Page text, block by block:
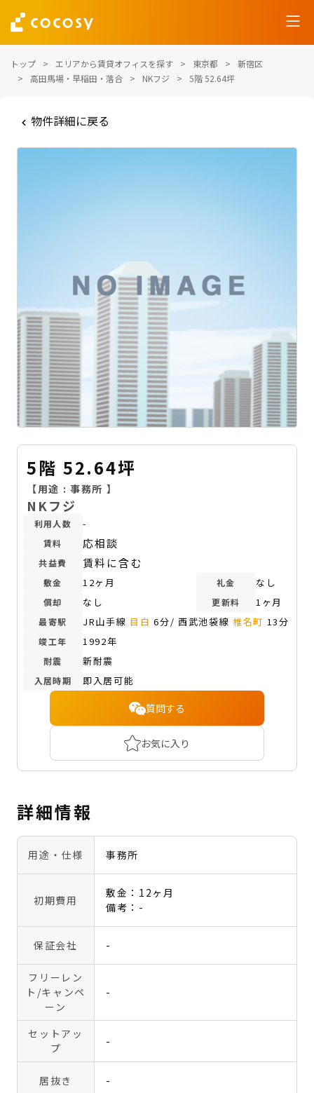
トップ エリアから賃貸オフィスを探す 東京都
新宿区
高田馬場・早稲田・落合
NKフジ 5階 52.64坪
物件詳細に戻る
5階 52.64坪
【用途 :事務所 】
NKフジ
利用人数 -
賃料 応相談
共益費 賃料に含む
敷金 12ヶ月 礼金 なし
償却 なし 更新料 1ヶ月
最寄駅 JR山手線 目白 6分/ 西武池袋線 椎名町 13分
竣工年 1992年
耐震 新耐震
入居時期 即入居可能
質問する
お気に入り
詳細情報
用途・仕様 事務所
初期費用
敷金：12ヶ月
備考：-
保証会社 -
フリーレン
ト /キャンペ
ーン
-
セットアッ
プ
-
居抜き -